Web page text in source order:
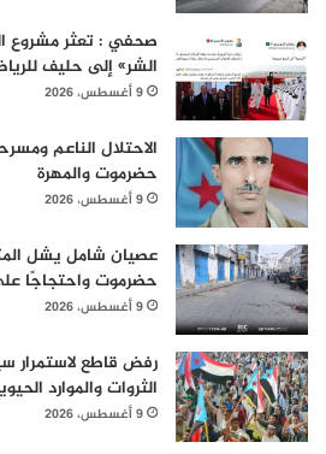
صحفي : تعثر مشروع
الشر» إلى حليف
9 أغسطس، 2026
الاحتلال الناعم
حضرموت والمهرة
9 أغسطس، 2026
عصيان شامل يشل
حضرموت واحتجاجًا
9 أغسطس، 2026
رفض قاطع لاستمرار
الثروات والموارد
9 أغسطس، 2026